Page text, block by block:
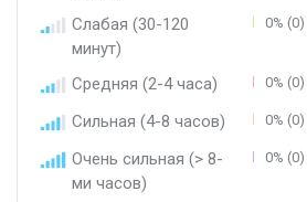
Слабая (30-120
минут)
0% (0)
Средняя (2-4 часа) 0% (0)
Сильная (4-8 часов) 0% (0)
Очень сильная (> 8-
ми часов)
0% (0)